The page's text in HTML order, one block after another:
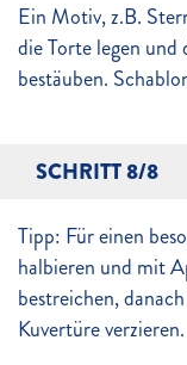
Ein Motiv, z.B.
die Torte legen
bestäuben.
SCHRITT 8/8
Tipp: Für einen
halbieren und mit
bestreichen,
Kuvertüre verzieren.